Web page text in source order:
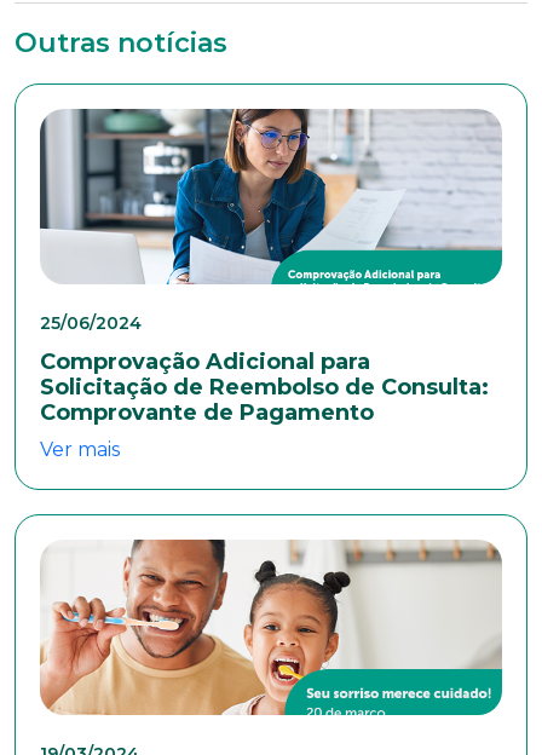
Outras notícias
25/06/2024
Comprovação Adicional para
Solicitação de Reembolso de Consulta:
Comprovante de Pagamento
Ver mais
Trabalhe conosco
Faça parte de uma instituição sólida, ética e
comprometida com o bem-estar dos seus
colaboradores. Preencha todos os dados abaixo e
anexe seu currículo.
*Campos obrigatórios